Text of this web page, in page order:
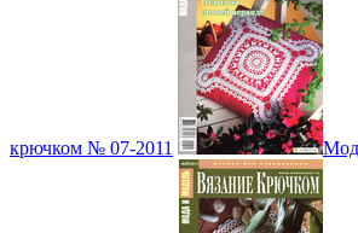
крючком № 07-2011